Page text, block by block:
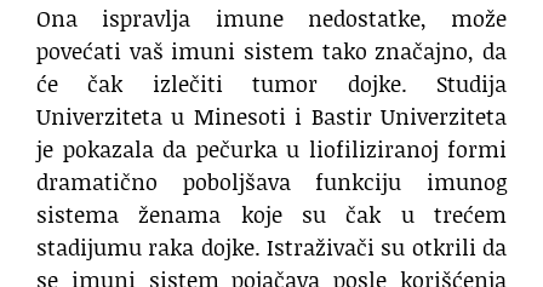
Ona ispravlja imune nedostatke, može
povećati vaš imuni sistem tako značajno, da
će čak izlečiti tumor dojke. Studija
Univerziteta u Minesoti i Bastir Univerziteta
je pokazala da pečurka u liofiliziranoj formi
dramatično poboljšava funkciju imunog
sistema ženama koje su čak u trećem
stadijumu raka dojke. Istraživači su otkrili da
se imuni sistem pojačava posle korišćenja